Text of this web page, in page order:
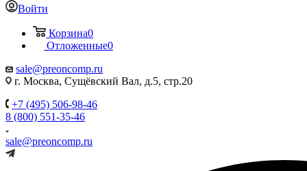
Войти
Корзина0
Отложенные0
sale@preoncomp.ru
г. Москва, Сущёвский Вал, д.5, стр.20
+7 (495) 506-98-46
8 (800) 551-35-46
sale@preoncomp.ru